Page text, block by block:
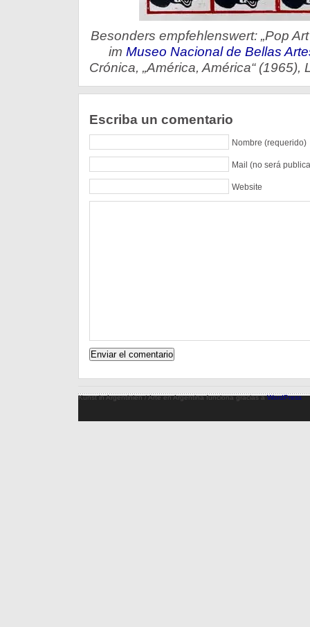
Besonders empfehlenswert: „Pop
im Museo Nacional de Bellas
Crónica, „América, América“
Escriba un comentario
Nombre (requerido)
Mail (no será
Website
Kunst in Argentinien / Arte en Argentina funciona gracias aWordPress